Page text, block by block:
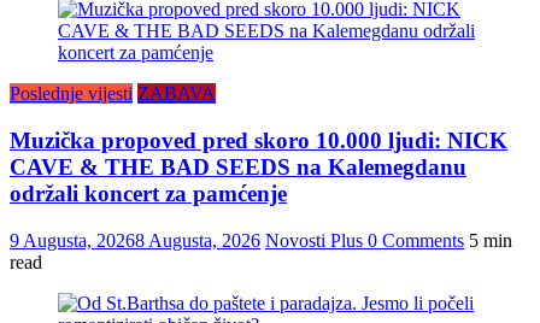
Poslednje vijesti ZABAVA
Muzička propoved pred skoro 10.000 ljudi: NICK
CAVE & THE BAD SEEDS na Kalemegdanu
održali koncert za pamćenje
9 Augusta, 20268 Augusta, 2026 Novosti Plus 0 Comments 5 min
read